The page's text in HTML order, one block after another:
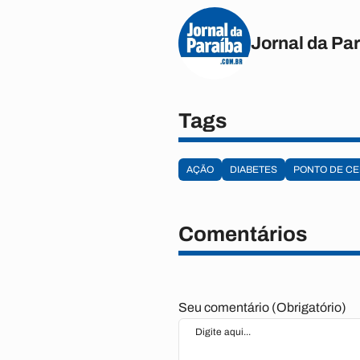
Jornal da
Tags
AÇÃO DIABETES PONTO DE
Comentários
Seu comentário (Obrigatório)